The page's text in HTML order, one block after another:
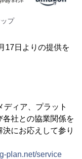
プ
17日よりの提供を
ィア、プラット
社との協業関係を
にお応えして参り
plan.net/service